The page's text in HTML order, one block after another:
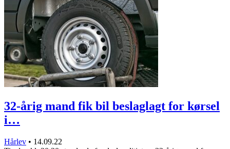
32-årig mand fik bil beslaglagt for kørsel
i…
Hårlev • 14.09.22